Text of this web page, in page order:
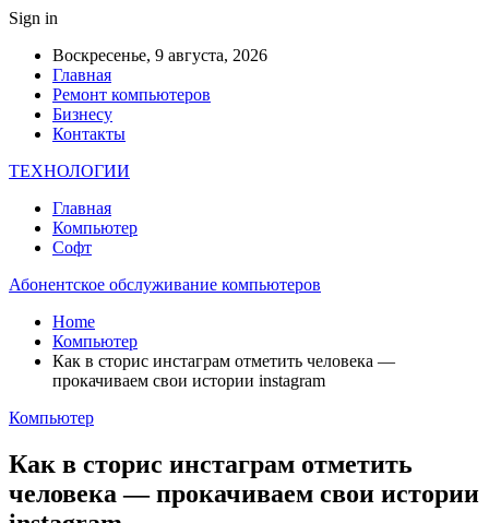
Sign in
Воскресенье, 9 августа, 2026
Главная
Ремонт компьютеров
Бизнесу
Контакты
ТЕХНОЛОГИИ
Главная
Компьютер
Софт
Абонентское обслуживание компьютеров
Home
Компьютер
Как в сторис инстаграм отметить человека —
прокачиваем свои истории instagram
Компьютер
Как в сторис инстаграм отметить
человека — прокачиваем свои истории